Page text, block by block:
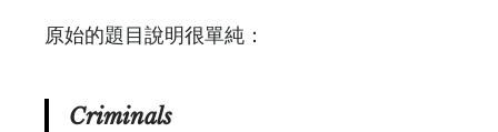
原始的題目說明很單純：
Criminals